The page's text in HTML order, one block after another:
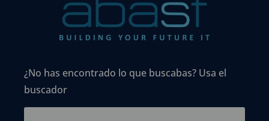
¿No has encontrado lo que buscabas? Usa el
buscador